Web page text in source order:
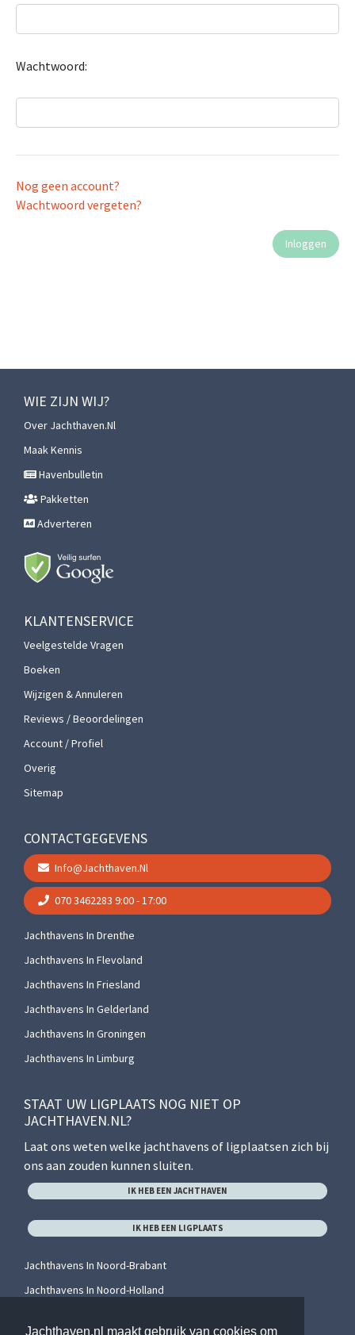
Jachthaven.nl maakt gebruik van cookies om
Wachtwoord:
Nog geen account?
Wachtwoord vergeten?
WIE ZIJN WIJ?
Over Jachthaven.nl
Maak Kennis
Havenbulletin
Pakketten
Adverteren
KLANTENSERVICE
Veelgestelde Vragen
Boeken
Wijzigen & Annuleren
Reviews / Beoordelingen
Account / Profiel
Overig
Sitemap
CONTACTGEGEVENS
Info@jachthaven.nl
070 3462283 9:00 - 17:00
Jachthavens In Drenthe
Jachthavens In Flevoland
Jachthavens In Friesland
Jachthavens In Gelderland
Jachthavens In Groningen
Jachthavens In Limburg
STAAT UW LIGPLAATS NOG NIET OP
JACHTHAVEN.NL?
Laat ons weten welke jachthavens of ligplaatsen zich bij
ons aan zouden kunnen sluiten.
IK HEB EEN JACHTHAVEN
IK HEB EEN LIGPLAATS
Jachthavens In Noord-Brabant
Jachthavens In Noord-Holland